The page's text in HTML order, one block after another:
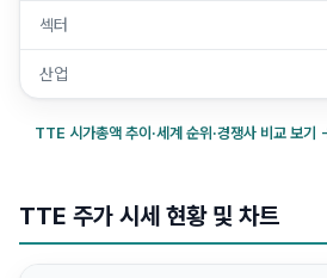
섹터
산업
TTE 시가총액 추이·세계 순위·경쟁사 비교 보기
TTE 주가 시세 현황 및 차트